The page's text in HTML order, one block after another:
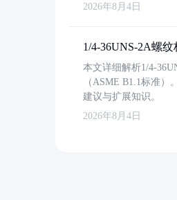
2026年8月4日
1/4-36UNS-2A螺
本文详细解析1/4-
（ASME B1.1标准
建议与扩展知识。
2026年8月4日